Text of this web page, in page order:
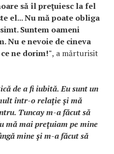
să îl preţuiesc la fel
el... Nu mă poate obliga
Suntem oameni
Nu e nevoie de cineva
ne dorim!", a mărturisit
de a fi iubită. Eu sunt un
într-o relaţie şi mă
Tuncay m-a făcut să
mă mai preţuiam pe mine
mine şi m-a făcut să